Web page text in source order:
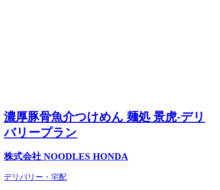
濃厚豚骨魚介つけめん 麺処 景虎-デリ
バリープラン
株式会社 NOODLES HONDA
デリバリー・宅配